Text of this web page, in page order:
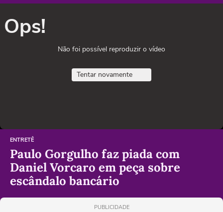
Ops!
Não foi possível reproduzir o vídeo
Tentar novamente
ENTRETÊ
Paulo Gorgulho faz piada com
Daniel Vorcaro em peça sobre
escândalo bancário
PUBLICIDADE